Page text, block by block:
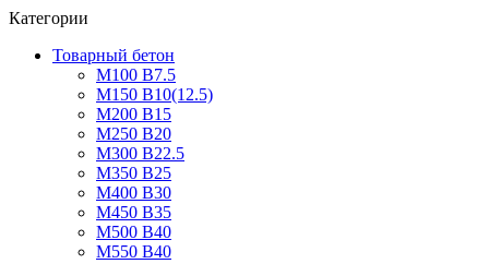
Категории
Товарный бетон
М100 В7.5
М150 В10(12.5)
М200 В15
М250 В20
М300 В22.5
М350 В25
М400 В30
М450 В35
М500 В40
М550 В40